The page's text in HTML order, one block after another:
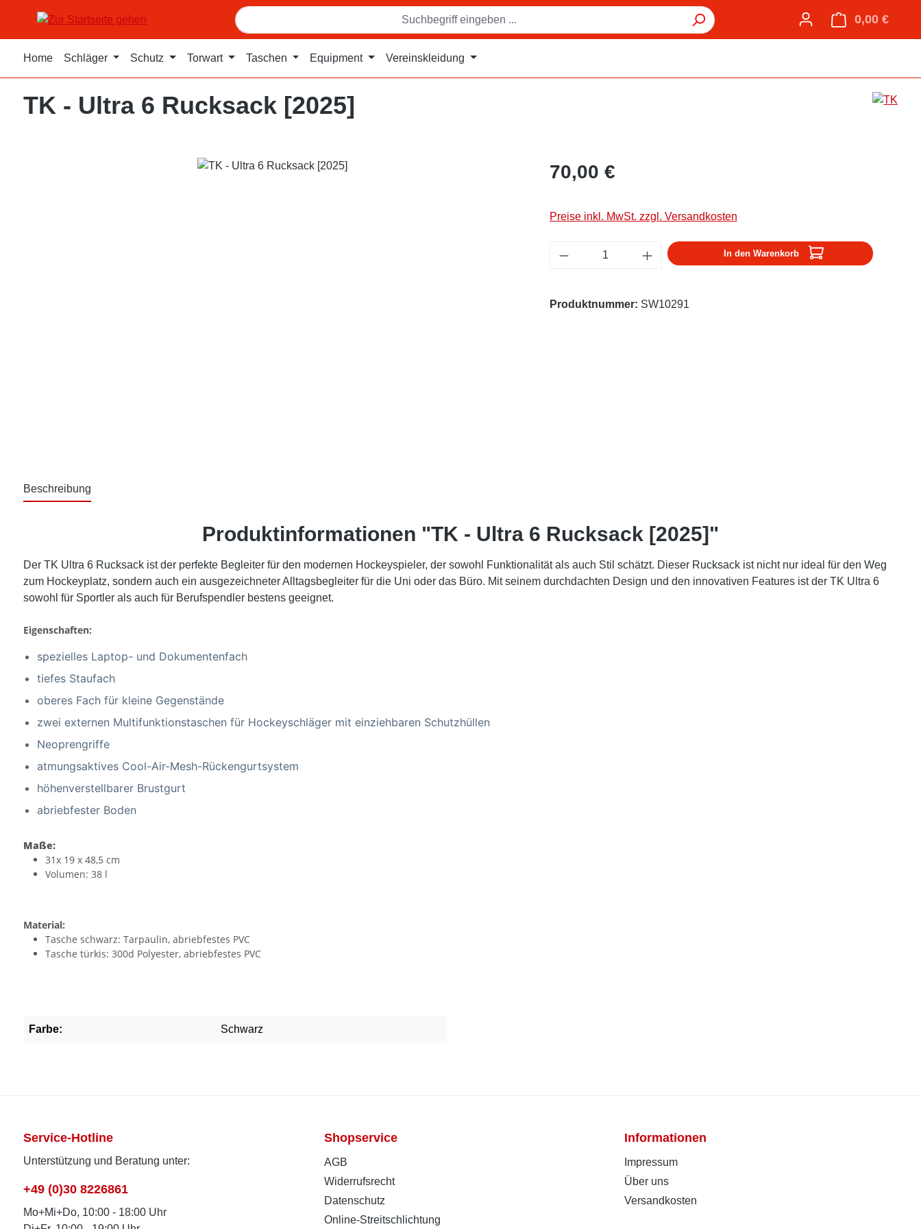
Hauptinhalt springen
Zur Suche springen
Zur Hauptnavigation springen 0,00 €
Home Schläger Schutz Torwart Taschen Equipment Vereinskleidung
TK - Ultra 6 Rucksack [2025]
70,00 €
Preise inkl. MwSt. zzgl. Versandkosten
Produkt Anzahl: Gib den gewünschten Wert ein
In den Warenkorb
Produktnummer: SW10291
Beschreibung
Produktinformationen "TK - Ultra 6 Rucksack [2025]"
Der TK Ultra 6 Rucksack ist der perfekte Begleiter für den modernen Hockeyspieler, der sowohl Funktionalität als auch Stil schätzt. Dieser Rucksack ist nicht nur ideal für den Weg
zum Hockeyplatz, sondern auch ein ausgezeichneter Alltagsbegleiter für die Uni oder das Büro. Mit seinem durchdachten Design und den innovativen Features ist der TK Ultra 6
sowohl für Sportler als auch für Berufspendler bestens geeignet.
Eigenschaften:
spezielles Laptop- und Dokumentenfach
tiefes Staufach
oberes Fach für kleine Gegenstände
zwei externen Multifunktionstaschen für Hockeyschläger mit einziehbaren Schutzhüllen
Neoprengriffe
atmungsaktives Cool-Air-Mesh-Rückengurtsystem
höhenverstellbarer Brustgurt
abriebfester Boden
Maße:
31x 19 x 48,5 cm
Volumen: 38 l
Material:
Tasche schwarz: Tarpaulin, abriebfestes PVC
Tasche türkis: 300d Polyester, abriebfestes PVC
Farbe: Schwarz
Service-Hotline
Unterstützung und Beratung unter:
+49 (0)30 8226861
Mo+Mi+Do, 10:00 - 18:00 Uhr
Shopservice
AGB
Widerrufsrecht
Datenschutz
Online-Streitschlichtung
Informationen
Impressum
Über uns
Versandkosten